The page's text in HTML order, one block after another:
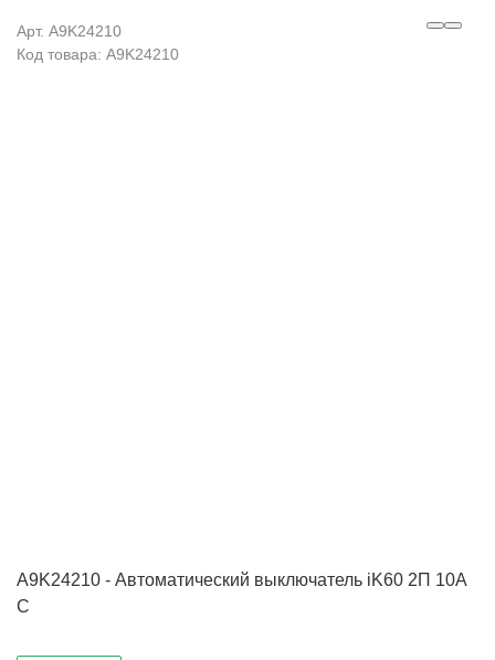
Арт. A9K24210
Код товара: A9K24210
A9K24210 - Автоматический выключатель iK60 2П 10A
C